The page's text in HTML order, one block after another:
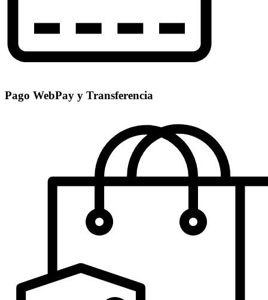
Pago WebPay y Transferencia